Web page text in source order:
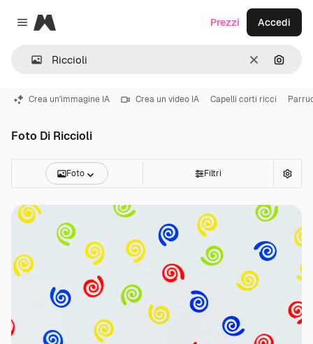
Close menu
Magnific
CancellaCerca
Prezzi Accedi
Crea un'immagine IA Crea un video IA Capelli corti ricci
Foto Di Riccioli
Foto Filtri